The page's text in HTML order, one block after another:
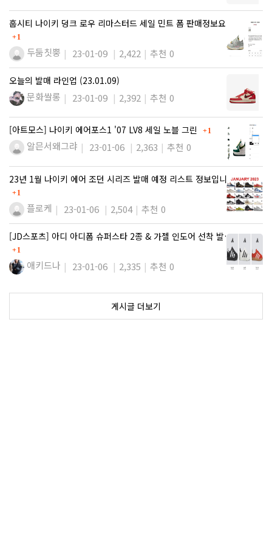
훕시티 나이키 덩크 로우 리마스터드 세일 민트 폼 판매정보요!
댓글
1
두둠칫뿡 23-01-09 2,422 추천 0
오늘의 발매 라인업 (23.01.09)
문화쌀롱 23-01-09 2,392 추천 0
[아트모스] 나이키 에어포스1 '07 LV8 세일 노블 그린 댓글
1
알믄서왜그랴 23-01-06 2,363 추천 0
23년 1월 나이키 에어 조던 시리즈 발매 예정 리스트 정보입니다…
댓글
1
플로케 23-01-06 2,504 추천 0
[JD스포츠] 아디 아디폼 슈퍼스타 2종 & 가젤 인도어 선착 발…
댓글
1
애키드나 23-01-06 2,335 추천 0
게시글 더보기